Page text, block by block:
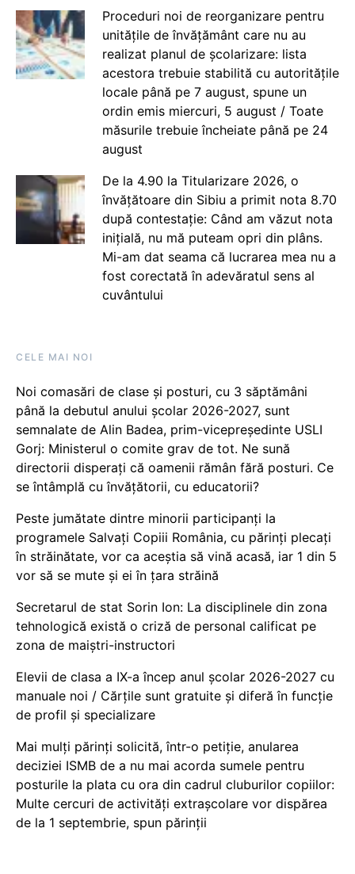
Proceduri noi de reorganizare pentru
unitățile de învățământ care nu au
realizat planul de școlarizare: lista
acestora trebuie stabilită cu autoritățile
locale până pe 7 august, spune un
ordin emis miercuri, 5 august / Toate
măsurile trebuie încheiate până pe 24
august
De la 4.90 la Titularizare 2026, o
învățătoare din Sibiu a primit nota 8.70
după contestație: Când am văzut nota
inițială, nu mă puteam opri din plâns.
Mi-am dat seama că lucrarea mea nu a
fost corectată în adevăratul sens al
cuvântului
CELE MAI NOI
Noi comasări de clase și posturi, cu 3 săptămâni
până la debutul anului școlar 2026-2027, sunt
semnalate de Alin Badea, prim-vicepreședinte USLI
Gorj: Ministerul o comite grav de tot. Ne sună
directorii disperați că oamenii rămân fără posturi. Ce
se întâmplă cu învățătorii, cu educatorii?
Peste jumătate dintre minorii participanți la
programele Salvați Copiii România, cu părinți plecați
în străinătate, vor ca aceștia să vină acasă, iar 1 din 5
vor să se mute și ei în țara străină
Secretarul de stat Sorin Ion: La disciplinele din zona
tehnologică există o criză de personal calificat pe
zona de maiștri-instructori
Elevii de clasa a IX-a încep anul școlar 2026-2027 cu
manuale noi / Cărțile sunt gratuite și diferă în funcție
de profil și specializare
Mai mulți părinți solicită, într-o petiție, anularea
deciziei ISMB de a nu mai acorda sumele pentru
posturile la plata cu ora din cadrul cluburilor copiilor:
Multe cercuri de activități extrașcolare vor dispărea
de la 1 septembrie, spun părinții